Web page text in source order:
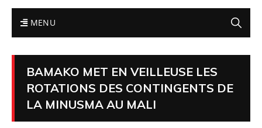
MENU
BAMAKO MET EN VEILLEUSE LES
ROTATIONS DES CONTINGENTS DE
LA MINUSMA AU MALI